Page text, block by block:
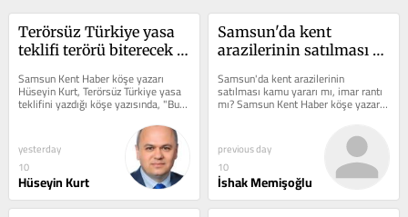
Terörsüz Türkiye yasa
teklifi terörü biterecek
mi?
Samsun Kent Haber köşe yazarı
Hüseyin Kurt, Terörsüz Türkiye yasa
teklifini yazdığı köşe yazısında, "Bu
gerçekten terörü...
yesterday
10
Hüseyin Kurt
Samsun'da kent
arazilerinin satılması
rantı mı?
Samsun'da kent arazilerinin
satılması kamu yararı mı, imar rantı
mı? Samsun Kent Haber köşe yazarı
previous day
10
İshak Memişoğlu